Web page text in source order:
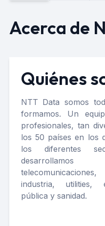
Acerca de
Quiénes
NTT Data somos
formamos. Un
profesionales, tan
los 50 países en los
los diferentes
desarrollamos
industria, utilities,
pública y sanidad.